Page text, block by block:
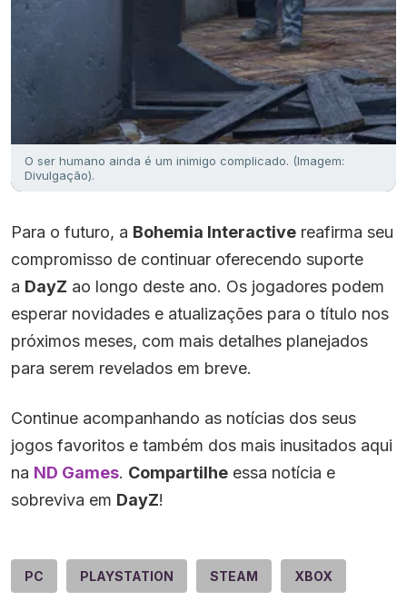
O ser humano ainda é um inimigo complicado. (Imagem:
Divulgação).
Para o futuro, a Bohemia Interactive reafirma seu
compromisso de continuar oferecendo suporte
a DayZ ao longo deste ano. Os jogadores podem
esperar novidades e atualizações para o título nos
próximos meses, com mais detalhes planejados
para serem revelados em breve.
Continue acompanhando as notícias dos seus
jogos favoritos e também dos mais inusitados aqui
na ND Games. Compartilhe essa notícia e
sobreviva em DayZ!
PC PLAYSTATION STEAM XBOX